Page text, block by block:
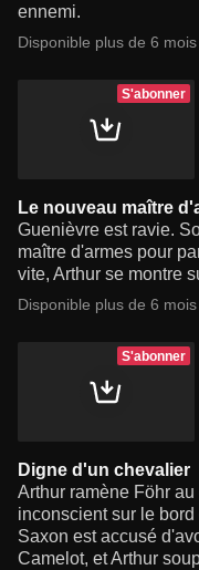
ennemi.
Disponible plus de 6 mois
S'abonner
Le nouveau maître
Guenièvre est ravie.
maître d'armes pour
vite, Arthur se montre
Disponible plus de 6 mois
S'abonner
Digne d'un chevalier
Arthur ramène Föhr
inconscient sur le
Saxon est accusé
Camelot, et Arthur